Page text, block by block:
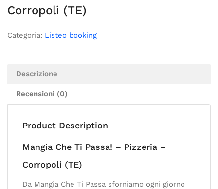
Corropoli (TE)
Categoria: Listeo booking
Descrizione
Recensioni (0)
Product Description
Mangia Che Ti Passa! – Pizzeria –
Corropoli (TE)
Da Mangia Che Ti Passa sforniamo ogni giorno